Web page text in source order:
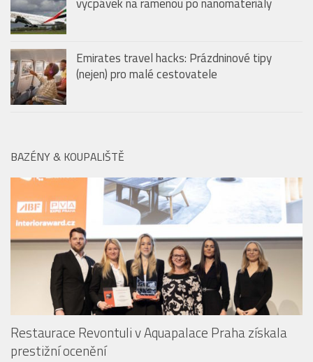
vycpávek na ramenou po nanomateriály
Emirates travel hacks: Prázdninové tipy
(nejen) pro malé cestovatele
BAZÉNY & KOUPALIŠTĚ
Restaurace Revontuli v Aquapalace Praha získala
prestižní ocenění